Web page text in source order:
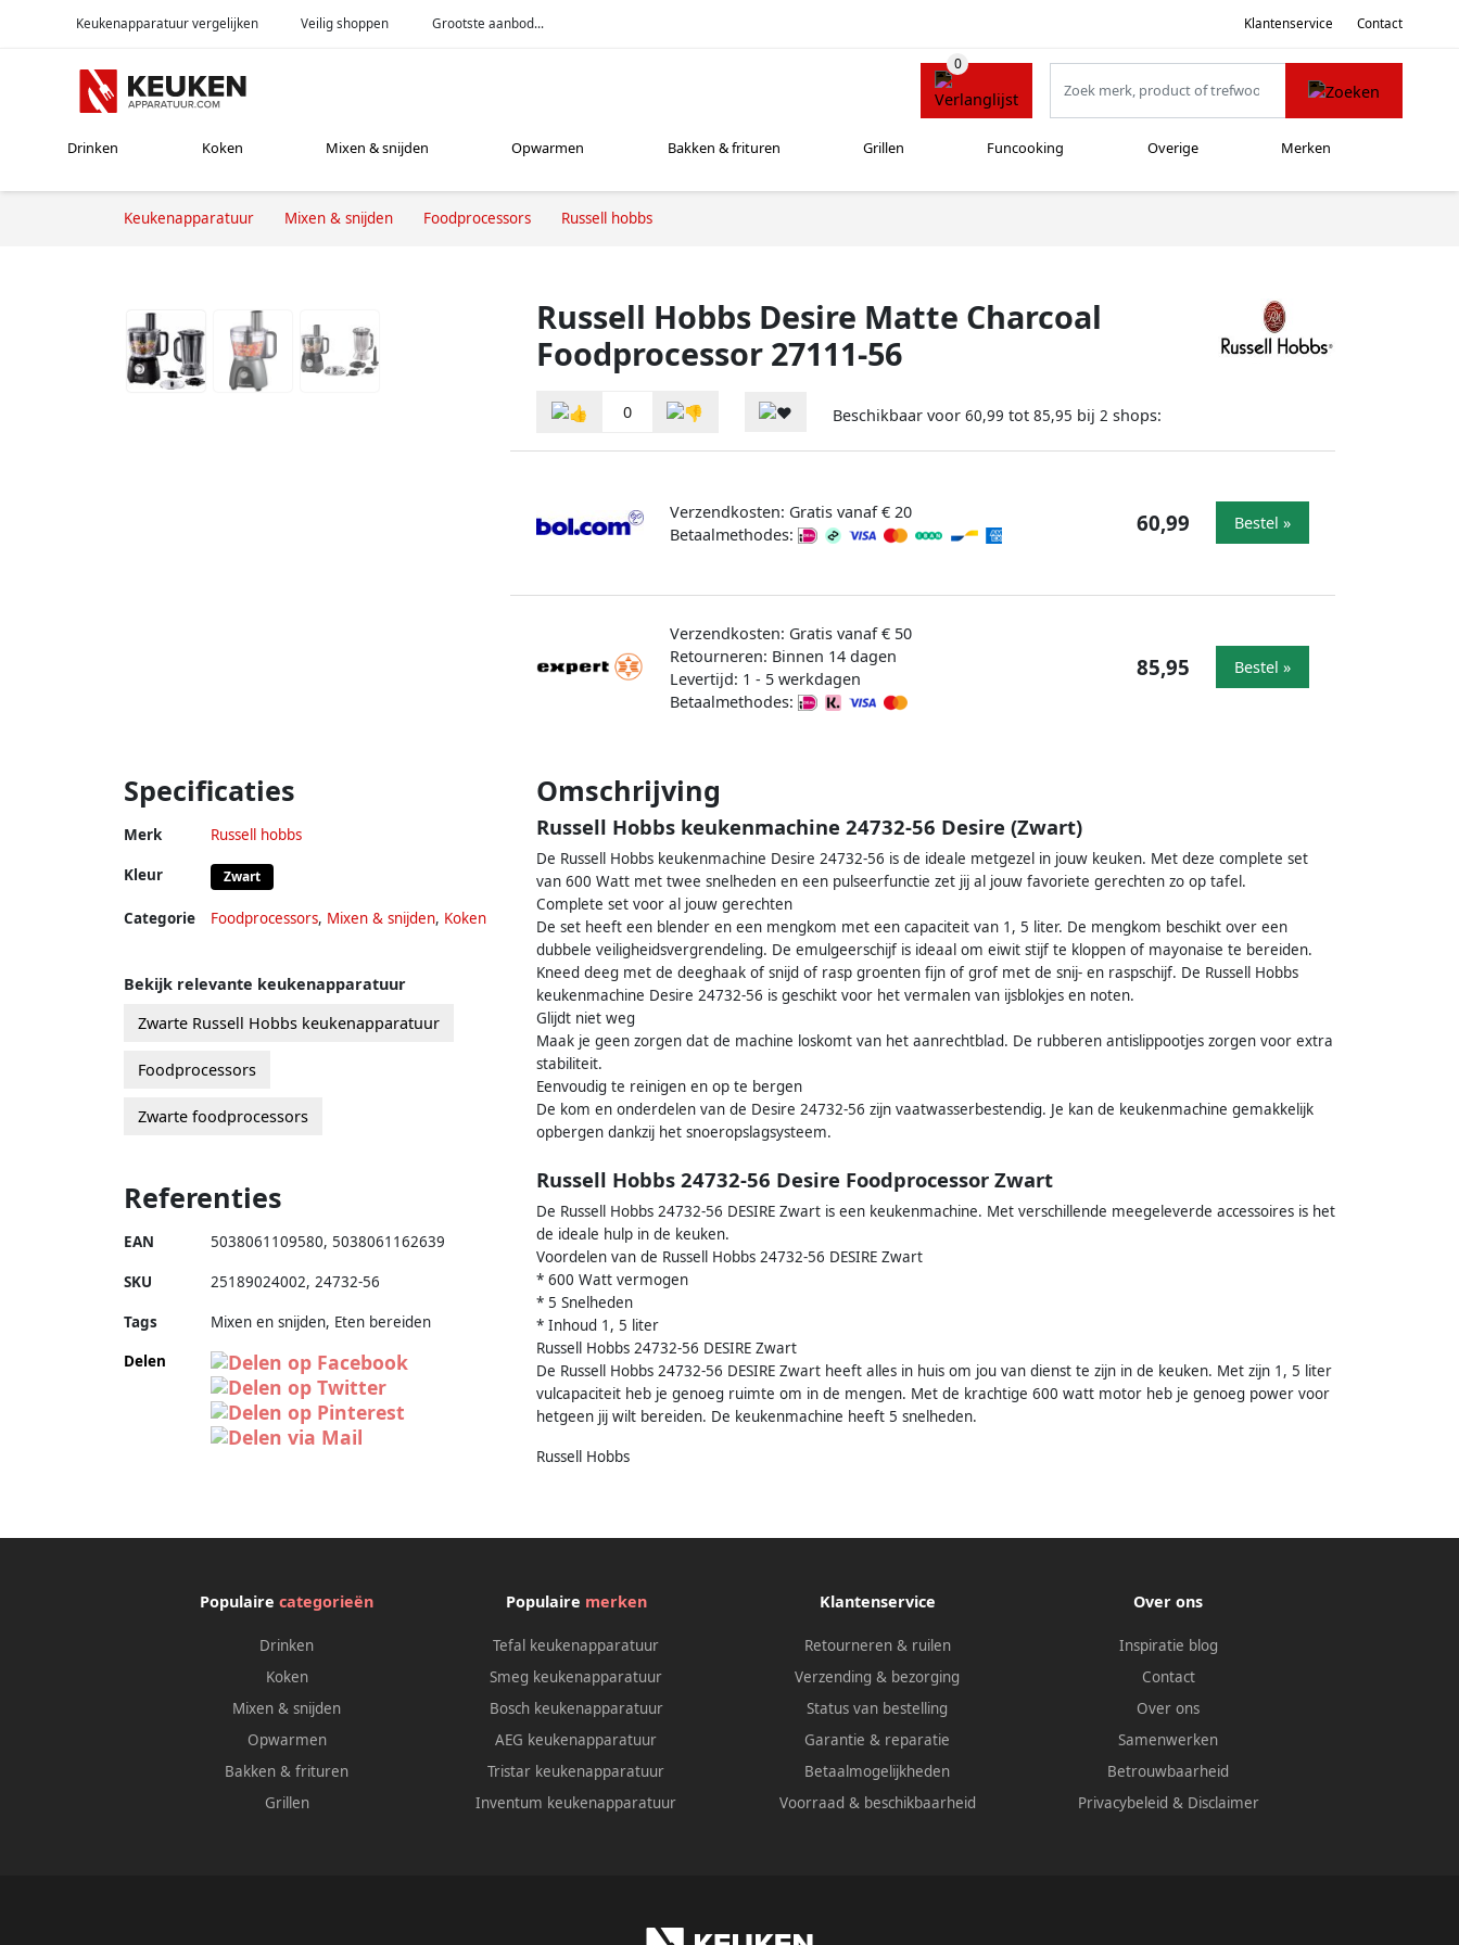
Keukenapparatuur vergelijken Veilig shoppen Grootste aanbod... Klantenservice Contact
Drinken Koken Mixen & snijden Opwarmen Bakken & frituren Grillen Funcooking Overige Merken
Keukenapparatuur Mixen & snijden Foodprocessors Russell hobbs
Russell Hobbs Desire Matte Charcoal
Foodprocessor 27111-56
0 Beschikbaar voor 60,99 tot 85,95 bij 2 shops:
Verzendkosten: Gratis vanaf € 20
Betaalmethodes:
60,99 Bestel »
Verzendkosten: Gratis vanaf € 50
Retourneren: Binnen 14 dagen
Levertijd: 1 - 5 werkdagen
Betaalmethodes:
85,95 Bestel »
Specificaties
Merk Russell hobbs
Kleur Zwart
Categorie Foodprocessors, Mixen & snijden, Koken
Omschrijving
Russell Hobbs keukenmachine 24732-56 Desire (Zwart)
De Russell Hobbs keukenmachine Desire 24732-56 is de ideale metgezel in jouw keuken. Met deze complete set
van 600 Watt met twee snelheden en een pulseerfunctie zet jij al jouw favoriete gerechten zo op tafel.
Complete set voor al jouw gerechten
De set heeft een blender en een mengkom met een capaciteit van 1, 5 liter. De mengkom beschikt over een
dubbele veiligheidsvergrendeling. De emulgeerschijf is ideaal om eiwit stijf te kloppen of mayonaise te bereiden.
Kneed deeg met de deeghaak of snijd of rasp groenten fijn of grof met de snij- en raspschijf. De Russell Hobbs
keukenmachine Desire 24732-56 is geschikt voor het vermalen van ijsblokjes en noten.
Glijdt niet weg
Maak je geen zorgen dat de machine loskomt van het aanrechtblad. De rubberen antislippootjes zorgen voor extra
stabiliteit.
Eenvoudig te reinigen en op te bergen
De kom en onderdelen van de Desire 24732-56 zijn vaatwasserbestendig. Je kan de keukenmachine gemakkelijk
opbergen dankzij het snoeropslagsysteem.
Russell Hobbs 24732-56 Desire Foodprocessor Zwart
De Russell Hobbs 24732-56 DESIRE Zwart is een keukenmachine. Met verschillende meegeleverde accessoires is het
de ideale hulp in de keuken.
Voordelen van de Russell Hobbs 24732-56 DESIRE Zwart
* 600 Watt vermogen
* 5 Snelheden
* Inhoud 1, 5 liter
Russell Hobbs 24732-56 DESIRE Zwart
De Russell Hobbs 24732-56 DESIRE Zwart heeft alles in huis om jou van dienst te zijn in de keuken. Met zijn 1, 5 liter
vulcapaciteit heb je genoeg ruimte om in de mengen. Met de krachtige 600 watt motor heb je genoeg power voor
hetgeen jij wilt bereiden. De keukenmachine heeft 5 snelheden.
Russell Hobbs
Bekijk relevante keukenapparatuur
Zwarte Russell Hobbs keukenapparatuur
Foodprocessors
Zwarte foodprocessors
Referenties
EAN 5038061109580, 5038061162639
SKU 25189024002, 24732-56
Tags
Mixen en snijden, Eten bereiden
Delen
Populairecategorieën
Drinken
Koken
Mixen & snijden
Opwarmen
Bakken & frituren
Grillen
Populaire merken
Tefal keukenapparatuur
Smeg keukenapparatuur
Bosch keukenapparatuur
AEG keukenapparatuur
Tristar keukenapparatuur
Inventum keukenapparatuur
Klantenservice
Retourneren & ruilen
Verzending & bezorging
Status van bestelling
Garantie & reparatie
Betaalmogelijkheden
Voorraad & beschikbaarheid
Over ons
Inspiratie blog
Contact
Over ons
Samenwerken
Betrouwbaarheid
Privacybeleid & Disclaimer